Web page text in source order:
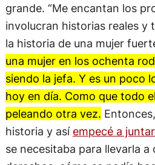
grande. “Me encantan los
involucran historias reales y
la historia de una mujer
una mujer en los ochenta
siendo la jefa. Y es un poco
hoy en día. Como que todo
peleando otra vez.
historia y así empecé a
se necesitaba para llevarla